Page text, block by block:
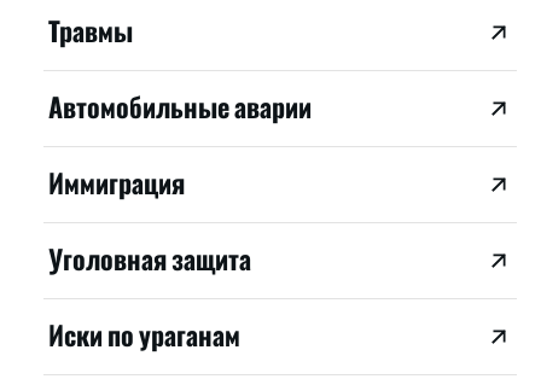
Травмы
Автомобильные аварии
Иммиграция
Уголовная защита
Иски по ураганам